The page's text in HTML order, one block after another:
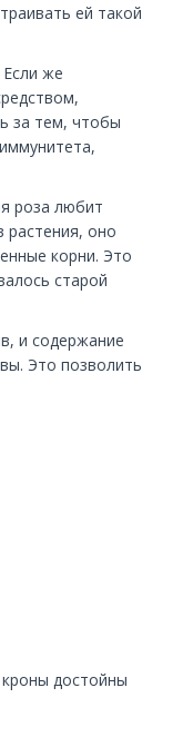
ей такой
же
за тем, чтобы
роза любит
растения, оно
корни. Это
старой
и содержание
Это позволить
достойны